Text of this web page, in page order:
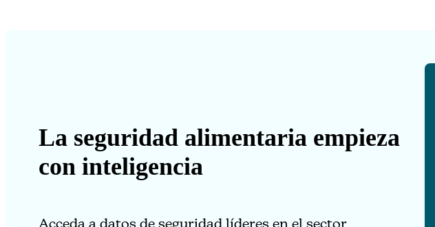
La seguridad alimentaria empieza
con inteligencia
Acceda a datos de seguridad líderes en el sector